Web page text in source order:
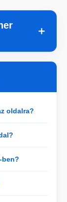
＋
oldalra?
ben?